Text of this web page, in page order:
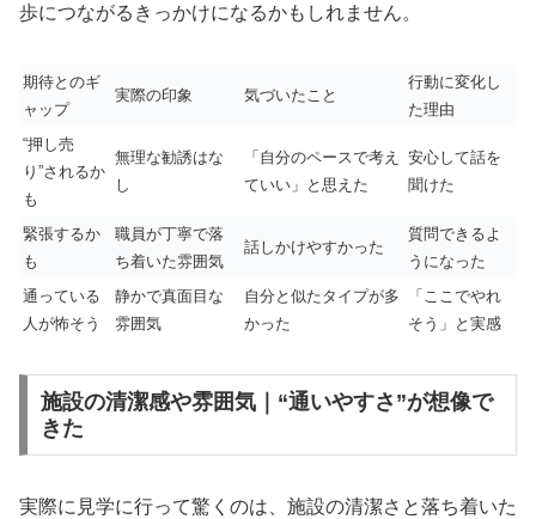
歩につながるきっかけになるかもしれません。
期待とのギ
ャップ
実際の印象 気づいたこと
行動に変化し
た理由
“押し売
り”されるか
も
無理な勧誘はな
し
「自分のペースで考え
ていい」と思えた
安心して話を
聞けた
緊張するか
も
職員が丁寧で落
ち着いた雰囲気
話しかけやすかった
質問できるよ
うになった
通っている
人が怖そう
静かで真面目な
雰囲気
自分と似たタイプが多
かった
「ここでやれ
そう」と実感
施設の清潔感や雰囲気｜“通いやすさ”が想像で
きた
実際に見学に行って驚くのは、施設の清潔さと落ち着いた